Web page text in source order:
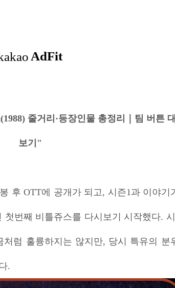
줄거리·등장인물 총정리｜팀 버튼
보기"
후 OTT에 공개가 되고, 시즌1과 이야기
첫번째 비틀쥬스를 다시보기 시작했다.
럼 훌륭하지는 않지만, 당시 특유의 분
.